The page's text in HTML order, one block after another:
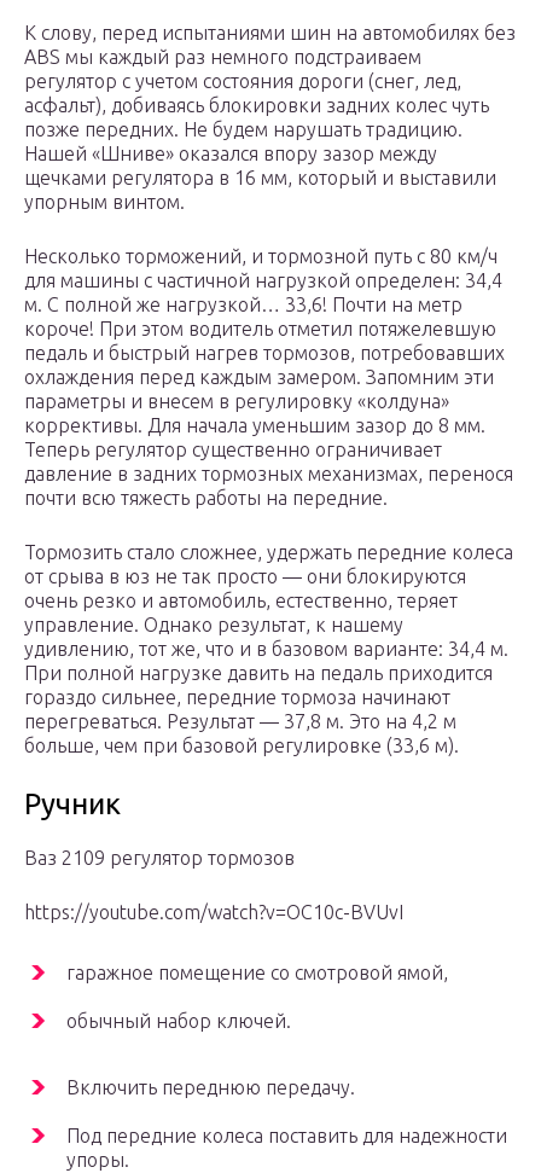
К слову, перед испытаниями шин на автомобилях без
ABS мы каждый раз немного подстраиваем
регулятор с учетом состояния дороги (снег, лед,
асфальт), добиваясь блокировки задних колес чуть
позже передних. Не будем нарушать традицию.
Нашей «Шниве» оказался впору зазор между
щечками регулятора в 16 мм, который и выставили
упорным винтом.
Несколько торможений, и тормозной путь с 80 км/ч
для машины с частичной нагрузкой определен: 34,4
м. С полной же нагрузкой… 33,6! Почти на метр
короче! При этом водитель отметил потяжелевшую
педаль и быстрый нагрев тормозов, потребовавших
охлаждения перед каждым замером. Запомним эти
параметры и внесем в регулировку «колдуна»
коррективы. Для начала уменьшим зазор до 8 мм.
Теперь регулятор существенно ограничивает
давление в задних тормозных механизмах, перенося
почти всю тяжесть работы на передние.
Тормозить стало сложнее, удержать передние колеса
от срыва в юз не так просто — они блокируются
очень резко и автомобиль, естественно, теряет
управление. Однако результат, к нашему
удивлению, тот же, что и в базовом варианте: 34,4 м.
При полной нагрузке давить на педаль приходится
гораздо сильнее, передние тормоза начинают
перегреваться. Результат — 37,8 м. Это на 4,2 м
больше, чем при базовой регулировке (33,6 м).
Ручник
Ваз 2109 регулятор тормозов
https://youtube.com/watch?v=OC10c-BVUvI
гаражное помещение со смотровой ямой,
обычный набор ключей.
Включить переднюю передачу.
Под передние колеса поставить для надежности
упоры.